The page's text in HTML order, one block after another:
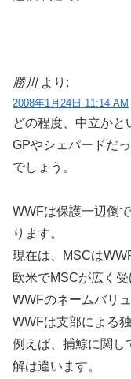
勝川 より:
2008年1月24日 11:14 AM
どの程度、中立かと
GPやシェパードだ
でしょう。
WWFは保護一辺倒
ります。
現在は、MSCは
欧米でMSCが広く受
WWFのネームバリ
WWFは支部による
例えば、捕鯨に関し
解は違います。